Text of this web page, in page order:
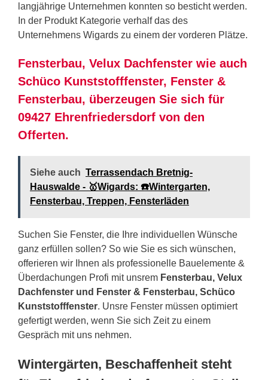
langjährige Unternehmen konnten so besticht werden.
In der Produkt Kategorie verhalf das des
Unternehmens Wigards zu einem der vorderen Plätze.
Fensterbau, Velux Dachfenster wie auch
Schüco Kunststofffenster, Fenster &
Fensterbau, überzeugen Sie sich für
09427 Ehrenfriedersdorf von den
Offerten.
Siehe auch Terrassendach Bretnig-
Hauswalde - 🥇Wigards: ☎️Wintergarten,
Fensterbau, Treppen, Fensterläden
Suchen Sie Fenster, die Ihre individuellen Wünsche
ganz erfüllen sollen? So wie Sie es sich wünschen,
offerieren wir Ihnen als professionelle Bauelemente &
Überdachungen Profi mit unsrem Fensterbau, Velux
Dachfenster und Fenster & Fensterbau, Schüco
Kunststofffenster. Unsre Fenster müssen optimiert
gefertigt werden, wenn Sie sich Zeit zu einem
Gespräch mit uns nehmen.
Wintergärten, Beschaffenheit steht